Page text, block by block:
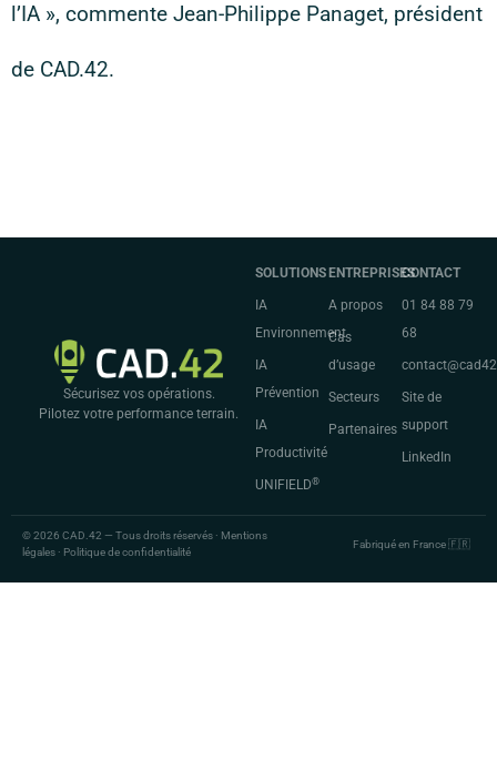
l’IA », commente Jean-Philippe Panaget, président
de CAD.42.
Sécurisez vos opérations.
Pilotez votre performance terrain.
SOLUTIONS
IA
Environnement
IA
Prévention
IA
Productivité
UNIFIELD®
ENTREPRISES
A propos
Cas
d’usage
Secteurs
Partenaires
CONTACT
01 84 88 79
68
Site de
support
LinkedIn
© 2026 CAD.42 — Tous droits réservés · Mentions
légales · Politique de confidentialité
Fabriqué en France 🇫🇷